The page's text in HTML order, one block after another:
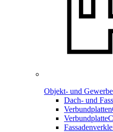
Objekt- und
Dach- und
Verbundplatten
Verbundplatte